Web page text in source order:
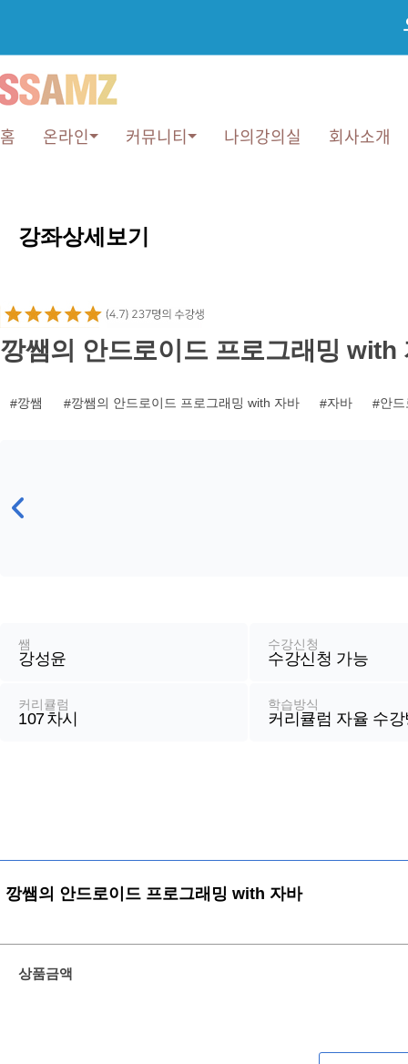
홈 온라인 커뮤니티 나의강의실 회사소개
강좌상세보기
깡쌤의 안드로이드 프로그래밍 with
깡쌤 깡쌤의 안드로이드 프로그래밍 with 자바 자바 안
쌤
강성윤
수강신청
수강신청 가능
커리큘럼
107차시
학습방식
커리큘럼 자율 수
깡쌤의 안드로이드 프로그래밍 with 자바
상품금액